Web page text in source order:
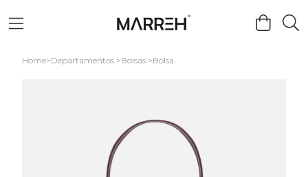
Home Departamentos Bolsas Bolsa